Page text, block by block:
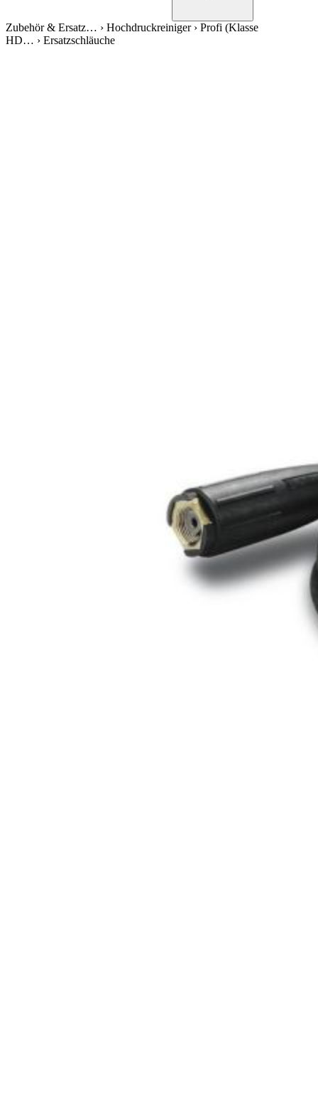
Zubehör & Ersatz… › Hochdruckreiniger› Profi (Klasse
HD… › Ersatzschläuche